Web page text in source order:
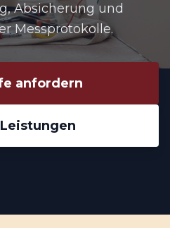
Absicherung und
Messprotokolle.
anfordern